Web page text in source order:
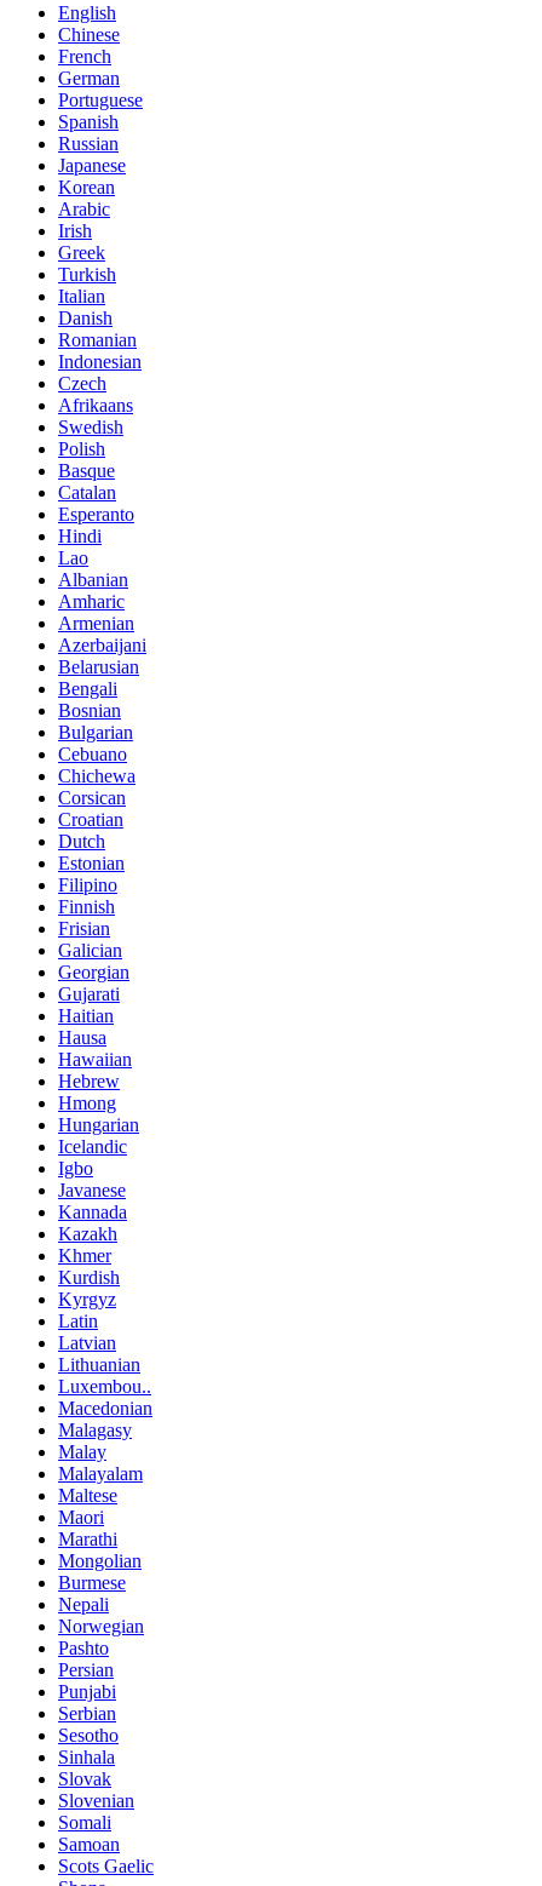
English
Chinese
French
German
Portuguese
Spanish
Russian
Japanese
Korean
Arabic
Irish
Greek
Turkish
Italian
Danish
Romanian
Indonesian
Czech
Afrikaans
Swedish
Polish
Basque
Catalan
Esperanto
Hindi
Lao
Albanian
Amharic
Armenian
Azerbaijani
Belarusian
Bengali
Bosnian
Bulgarian
Cebuano
Chichewa
Corsican
Croatian
Dutch
Estonian
Filipino
Finnish
Frisian
Galician
Georgian
Gujarati
Haitian
Hausa
Hawaiian
Hebrew
Hmong
Hungarian
Icelandic
Igbo
Javanese
Kannada
Kazakh
Khmer
Kurdish
Kyrgyz
Latin
Latvian
Lithuanian
Luxembou..
Macedonian
Malagasy
Malay
Malayalam
Maltese
Maori
Marathi
Mongolian
Burmese
Nepali
Norwegian
Pashto
Persian
Punjabi
Serbian
Sesotho
Sinhala
Slovak
Slovenian
Somali
Samoan
Scots Gaelic